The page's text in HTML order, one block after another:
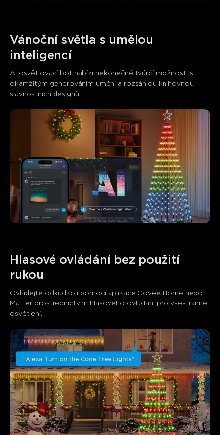
Vánoční světla s umělou
inteligencí
AI osvětlovací bot nabízí nekonečné tvůrčí možnosti s
okamžitým generováním umění a rozsáhlou knihovnou
slavnostních designů.
Hlasové ovládání bez použití
rukou
Ovládejte odkudkoli pomocí aplikace Govee Home nebo
Matter prostřednictvím hlasového ovládání pro všestranné
osvětlení.